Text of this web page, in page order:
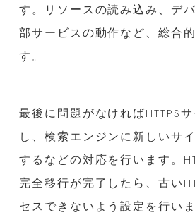
す。リソースの読み込み、デ
部サービスの動作など、総合
す。
最後に問題がなければHTTPS
し、検索エンジンに新しいサ
するなどの対応を行います。
完全移行が完了したら、古い
セスできないよう設定を行いま